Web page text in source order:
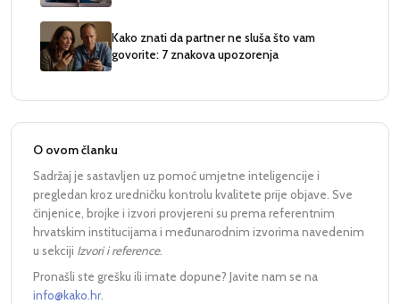
Kako znati da partner ne sluša što vam
govorite: 7 znakova upozorenja
O ovom članku
Sadržaj je sastavljen uz pomoć umjetne inteligencije i
pregledan kroz uredničku kontrolu kvalitete prije objave. Sve
činjenice, brojke i izvori provjereni su prema referentnim
hrvatskim institucijama i međunarodnim izvorima navedenim
u sekciji Izvori i reference.
Pronašli ste grešku ili imate dopune? Javite nam se na
info@kako.hr.